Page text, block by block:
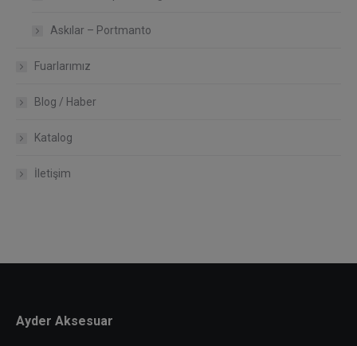
Askılar – Portmanto
Fuarlarımız
Blog / Haber
Katalog
İletişim
Ayder Aksesuar